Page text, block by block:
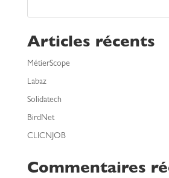
Articles récents
MétierScope
Labaz
Solidatech
BirdNet
CLICNJOB
Commentaires